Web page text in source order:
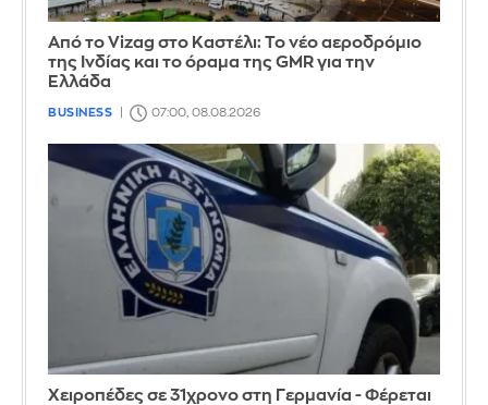
Από το Vizag στο Καστέλι: Το νέο αεροδρόμιο
της Ινδίας και το όραμα της GMR για την
Ελλάδα
BUSINESS 07:00, 08.08.2026
Χειροπέδες σε 31χρονο στη Γερμανία - Φέρεται